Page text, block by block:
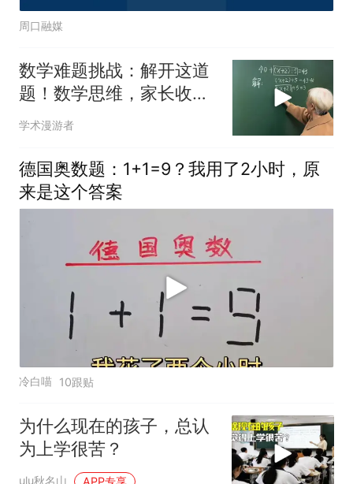
周口融媒
数学难题挑战：解开这道
题！数学思维，家长收藏
孩子受益知识点
学术漫游者
德国奥数题：1+1=9？我用了2小时，原
来是这个答案
冷白喵 10跟贴
为什么现在的孩子，总认
为上学很苦？
ulu秋名山 APP专享